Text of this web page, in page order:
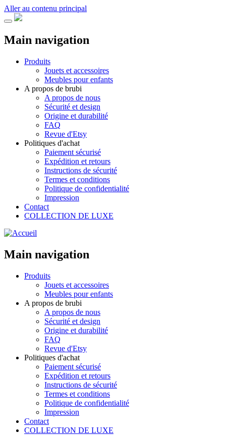
Aller au contenu principal
Main navigation
Produits
Jouets et accessoires
Meubles pour enfants
A propos de brubi
A propos de nous
Sécurité et design
Origine et durabilité
FAQ
Revue d'Etsy
Politiques d'achat
Paiement sécurisé
Expédition et retours
Instructions de sécurité
Termes et conditions
Politique de confidentialité
Impression
Contact
COLLECTION DE LUXE
Main navigation
Produits
Jouets et accessoires
Meubles pour enfants
A propos de brubi
A propos de nous
Sécurité et design
Origine et durabilité
FAQ
Revue d'Etsy
Politiques d'achat
Paiement sécurisé
Expédition et retours
Instructions de sécurité
Termes et conditions
Politique de confidentialité
Impression
Contact
COLLECTION DE LUXE